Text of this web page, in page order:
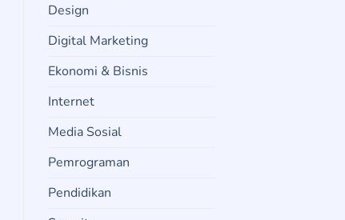
Design
Digital Marketing
Ekonomi & Bisnis
Internet
Media Sosial
Pemrograman
Pendidikan